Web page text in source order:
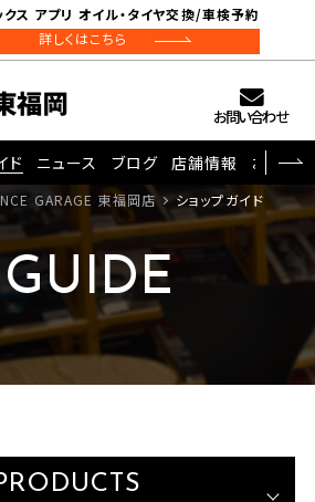
クス アプリ オイル・タイヤ交換/車検予約
詳しくはこちら
お問い合わせ
ド ニュース ブログ 店舗情報 お問い
GARAGE 東福岡店 ショップガイド